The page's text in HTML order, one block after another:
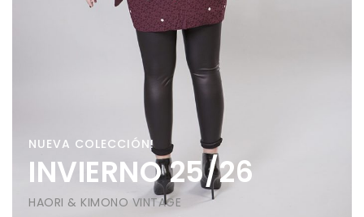
NUEVA COLECCIÓN!
INVIERNO 25/26
HAORI & KIMONO VINTAGE